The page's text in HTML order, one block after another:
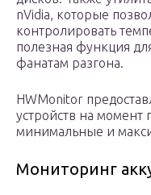
nVidia, которые
контролировать
полезная функция
фанатам разгона.
HWMonitor
устройств на момент
минимальные и
Мониторинг